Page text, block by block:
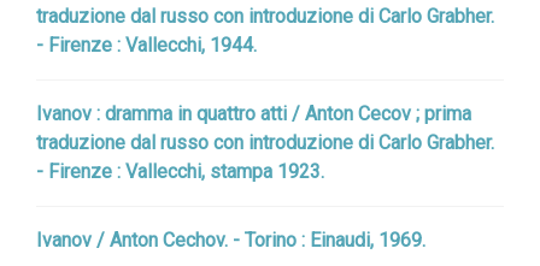
traduzione dal russo con introduzione di Carlo Grabher.
- Firenze : Vallecchi, 1944.
Ivanov : dramma in quattro atti / Anton Cecov ; prima
traduzione dal russo con introduzione di Carlo Grabher.
- Firenze : Vallecchi, stampa 1923.
Ivanov / Anton Cechov. - Torino : Einaudi, 1969.